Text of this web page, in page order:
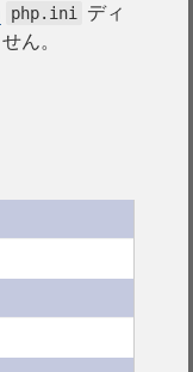
php.ini
ディ
ん。